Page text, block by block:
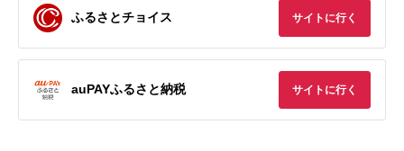
ふるさとチョイス サイトに行く
auPAYふるさと納税 サイトに行く